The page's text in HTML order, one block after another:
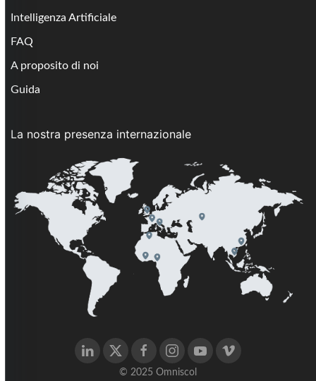
Intelligenza Artificiale
FAQ
A proposito di noi
Guida
La nostra presenza internazionale
© 2025 Omniscol